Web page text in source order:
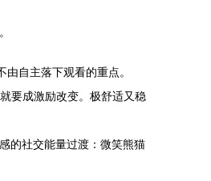
自主落下观看的重点。
要成激励改变。极舒适又稳
的社交能量过渡：微笑熊猫